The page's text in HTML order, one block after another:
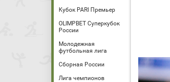
Кубок PARI Премьер
OLIMPBET Суперкубок
России
Молодежная
футбольная лига
Сборная России
Лига чемпионов